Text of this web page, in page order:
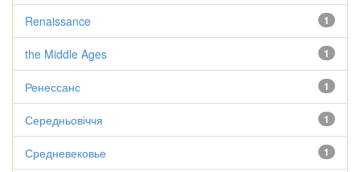
1
Renaissance
1
the Middle Ages
1
Ренессанс
1
Середньовіччя
1
Средневековье